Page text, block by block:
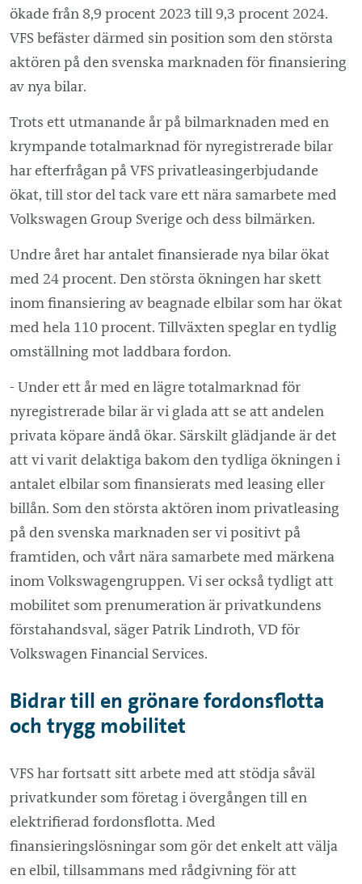
ökade från 8,9 procent 2023 till 9,3 procent 2024.
VFS befäster därmed sin position som den största
aktören på den svenska marknaden för finansiering
av nya bilar.
Trots ett utmanande år på bilmarknaden med en
krympande totalmarknad för nyregistrerade bilar
har efterfrågan på VFS privatleasingerbjudande
ökat, till stor del tack vare ett nära samarbete med
Volkswagen Group Sverige och dess bilmärken.
Undre året har antalet finansierade nya bilar ökat
med 24 procent. Den största ökningen har skett
inom finansiering av beagnade elbilar som har ökat
med hela 110 procent. Tillväxten speglar en tydlig
omställning mot laddbara fordon.
- Under ett år med en lägre totalmarknad för
nyregistrerade bilar är vi glada att se att andelen
privata köpare ändå ökar. Särskilt glädjande är det
att vi varit delaktiga bakom den tydliga ökningen i
antalet elbilar som finansierats med leasing eller
billån. Som den största aktören inom privatleasing
på den svenska marknaden ser vi positivt på
framtiden, och vårt nära samarbete med märkena
inom Volkswagengruppen. Vi ser också tydligt att
mobilitet som prenumeration är privatkundens
förstahandsval, säger Patrik Lindroth, VD för
Volkswagen Financial Services.
Bidrar till en grönare fordonsflotta
och trygg mobilitet
VFS har fortsatt sitt arbete med att stödja såväl
privatkunder som företag i övergången till en
elektrifierad fordonsflotta. Med
finansieringslösningar som gör det enkelt att välja
en elbil, tillsammans med rådgivning för att